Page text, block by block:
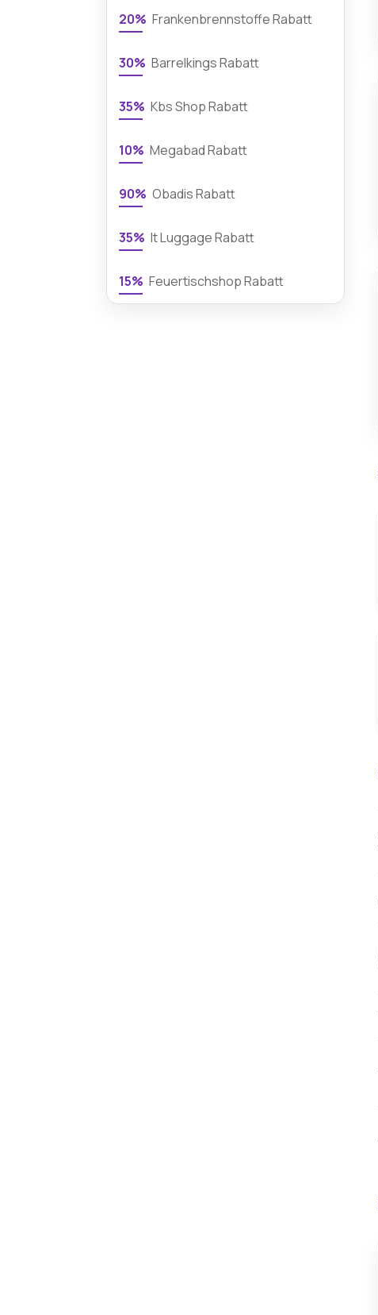
20% Frankenbrennstoffe Rabatt
30% Barrelkings Rabatt
35% Kbs Shop Rabatt
10% Megabad Rabatt
90% Obadis Rabatt
35% It Luggage Rabatt
15% Feuertischshop Rabatt